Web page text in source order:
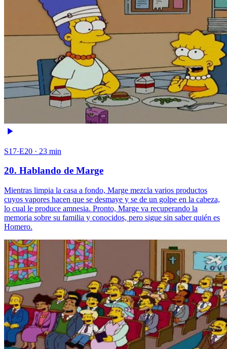
S17·E20 · 23 min
20. Hablando de Marge
Mientras limpia la casa a fondo, Marge mezcla varios productos
cuyos vapores hacen que se desmaye y se de un golpe en la cabeza,
lo cual le produce amnesia. Pronto, Marge va recuperando la
memoria sobre su familia y conocidos, pero sigue sin saber quién es
Homero.